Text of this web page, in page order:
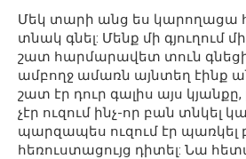
Մեկ տարի անց ես կարողացա
տնակ գնել: Մենք մի գյուղում
շատ հարմարավետ տուն
ամբողջ ամառն այնտեղ էինք
շատ էր դուր գալիս այս կյանքը,
չէր ուզում ինչ-որ բան տնկել
պարզապես ուզում էր պառկել
հեռուստացույց դիտել: Նա